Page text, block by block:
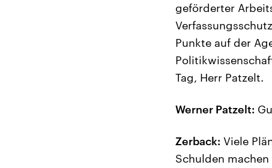
geförderter
Punkte auf der
Tag, Herr Patzelt.
Werner Patzelt:
Zerback: Viele
Schulden